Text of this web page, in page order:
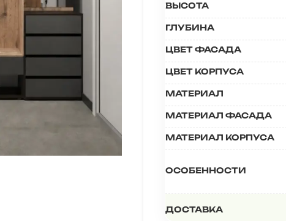
ВЫСОТА
ГЛУБИНА
ЦВЕТ ФАСАДА
ЦВЕТ КОРПУСА
МАТЕРИАЛ
МАТЕРИАЛ ФАСАДА
МАТЕРИАЛ КОРПУСА
ОСОБЕННОСТИ
ДОСТАВКА